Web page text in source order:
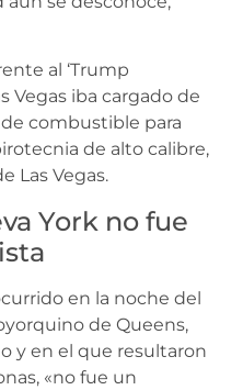
al ‘Trump
Vegas iba cargado de
combustible para
de alto calibre,
Las Vegas.
York no fue
en la noche del
de Queens,
y en el que resultaron
«no fue un